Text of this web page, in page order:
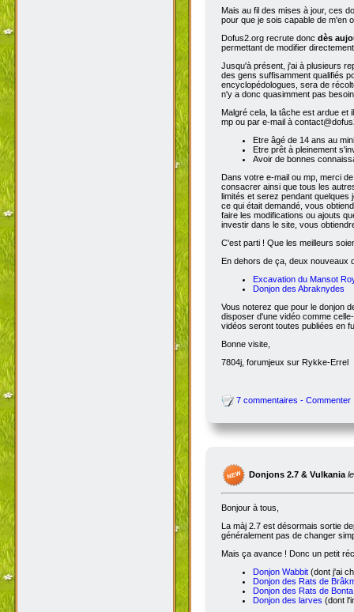
Mais au fil des mises à jour, ces
pour que je sois capable de m'en
Dofus2.org recrute donc dès
permettant de modifier
Jusqu'à présent, j'ai à plusieurs
des gens suffisamment qualifiés
encyclopédologues, sera de
n'y a donc quasimment pas
Malgré cela, la tâche est ardue
mp ou par e-mail à
Etre âgé de 14 ans au
Etre prêt à pleinement
Avoir de bonnes
Dans votre e-mail ou mp, merci
consacrer ainsi que tous les
limités et serez pendant
ce qui était demandé, vous
faire les modifications ou ajouts
investir dans le site, vous
C'est parti ! Que les meilleurs
En dehors de ça, deux nouveaux
Excavation du Mansot
Donjon des Abraknydes
Vous noterez que pour le donjon
disposer d'une vidéo comme
vidéos seront toutes publiées en
Bonne visite,
7804j, forumjeux sur Rykke-Errel
7 commentaires - Commenter
Donjons 2.7 & Vulkania
Bonjour à tous,
La màj 2.7 est désormais sortie
généralement pas de changer
Mais ça avance ! Donc un petit
Donjon Wabbit (dont j'ai
Donjon des Rats de
Donjon des Rats de Bonta
Donjon des larves (dont